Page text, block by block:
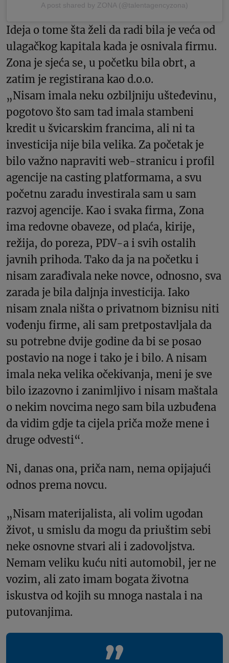
A post shared by ZONA (@talentagencyzona)
Ideja o tome šta želi da radi bila je veća od
ulagačkog kapitala kada je osnivala firmu.
Zona je sjeća se, u početku bila obrt, a
zatim je registirana kao d.o.o.
„Nisam imala neku ozbiljniju ušteđevinu,
pogotovo što sam tad imala stambeni
kredit u švicarskim francima, ali ni ta
investicija nije bila velika. Za početak je
bilo važno napraviti web-stranicu i profil
agencije na casting platformama, a svu
početnu zaradu investirala sam u sam
razvoj agencije. Kao i svaka firma, Zona
ima redovne obaveze, od plaća, kirije,
režija, do poreza, PDV-a i svih ostalih
javnih prihoda. Tako da ja na početku i
nisam zarađivala neke novce, odnosno, sva
zarada je bila daljnja investicija. Iako
nisam znala ništa o privatnom biznisu niti
vođenju firme, ali sam pretpostavljala da
su potrebne dvije godine da bi se posao
postavio na noge i tako je i bilo. A nisam
imala neka velika očekivanja, meni je sve
bilo izazovno i zanimljivo i nisam maštala
o nekim novcima nego sam bila uzbuđena
da vidim gdje ta cijela priča može mene i
druge odvesti“.
Ni, danas ona, priča nam, nema opijajući
odnos prema novcu.
„Nisam materijalista, ali volim ugodan
život, u smislu da mogu da priuštim sebi
neke osnovne stvari ali i zadovoljstva.
Nemam veliku kuću niti automobil, jer ne
vozim, ali zato imam bogata životna
iskustva od kojih su mnoga nastala i na
putovanjima.